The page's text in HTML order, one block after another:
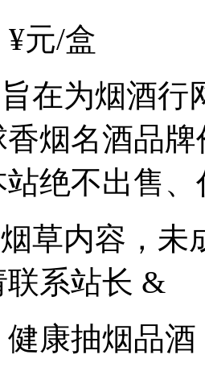
元/盒
在为烟酒行
烟名酒品
绝不出售
草内容，未
系站长 &
康抽烟品